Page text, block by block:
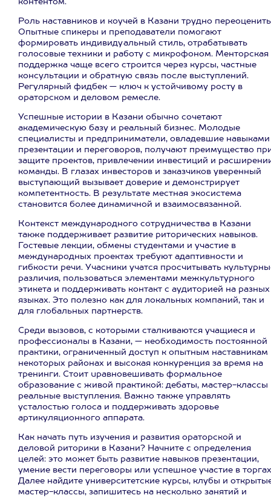
контентом.
Роль наставников и коучей в Казани трудно
Опытные спикеры и преподаватели помогают
формировать индивидуальный стиль, отрабатывать
голосовые техники и работу с микрофоном. Менторская
поддержка чаще всего строится через курсы, частные
консультации и обратную связь после выступлений.
Регулярный фидбек — ключ к устойчивому росту в
ораторском и деловом ремесле.
Успешные истории в Казани обычно сочетают
академическую базу и реальный бизнес. Молодые
специалисты и предприниматели, овладевшие навыками
презентации и переговоров, получают преимущество
защите проектов, привлечении инвестиций и
команды. В глазах инвесторов и заказчиков уверенный
выступающий вызывает доверие и демонстрирует
компетентность. В результате местная экосистема
становитcя более динамичной и взаимосвязанной.
Контекст международного сотрудничества в Казани
также поддерживает развитие риторических навыков.
Гостевые лекции, обмены студентами и участие в
международных проектах требуют адаптивности и
гибкости речи. Учасники учатся просчитывать
различия, пользоваться элементами межкультурного
этикета и поддерживать контакт с аудиторией на разных
языках. Это полезно как для локальных компаний, так и
для глобальных партнерств.
Среди вызовов, с которыми сталкиваются учащиеся и
профессионалы в Казани, — необходимость постоянной
практики, ограниченный доступ к опытным наставникам
некоторых районах и высокая конкуренция за время на
тренинги. Стоит uравновешивать формальное
образование с живой практикой: дебаты, мастер-классы
реальные выступления. Важно также управлять
усталостью голоса и поддерживать здоровье
артикуляционного аппарата.
Как начать путь изучения и развития ораторской и
деловой риторики в Казани? Начните с определения
целей: это может быть развитие навыков презентации,
умение вести переговоры или успешное участие в
Далее найдите университетские курсы, клубы и
мастер-классы, запишитесь на несколько занятий и